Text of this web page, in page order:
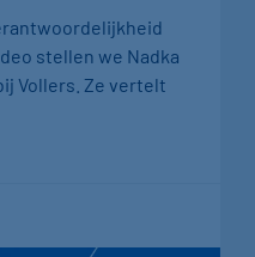
stellen we Nadka
Vollers. Ze vertelt